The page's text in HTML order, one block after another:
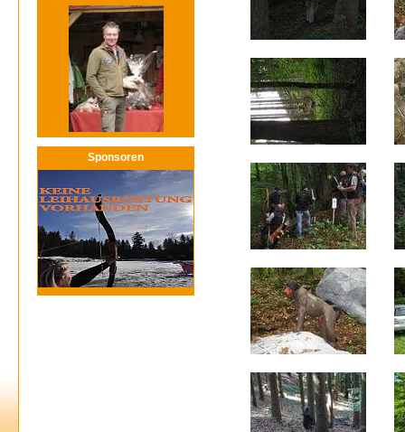
Sponsoren